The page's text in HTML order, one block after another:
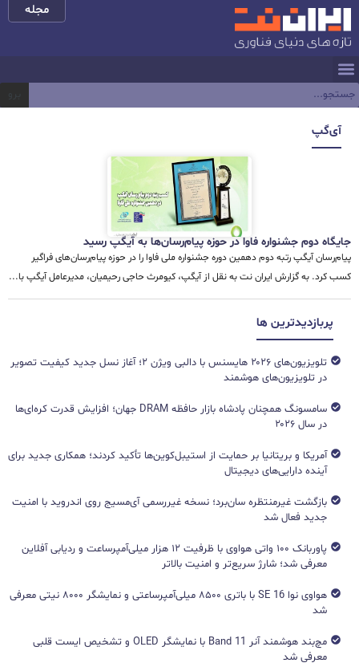
مجله
آی‌گپ
جایگاه دوم جشنواره فاوا در حوزه پیام‌رسان‌ها به آیگپ رسید
پیام‌رسان آیگپ رتبه دوم دهمین دوره جشنواره ملی فاوا را در حوزه پیام‌رسان‌های فراگیر
کسب کرد. به گزارش ایران نت به نقل از آیگپ، کیومرث حاجی رحیمیان، مدیرعامل آیگپ با...
پربازدیدترین ها
تلویزیون‌های ۲۰۲۶ هایسنس با دالبی ویژن ۲؛ آغاز نسل جدید کیفیت تصویر
در تلویزیون‌های هوشمند
سامسونگ همچنان پادشاه بازار حافظه DRAM جهان؛ افزایش قدرت کره‌ای‌ها
در سال ۲۰۲۶
آمریکا و بریتانیا بر حمایت از استیبل‌کوین‌ها تأکید کردند؛ همکاری جدید برای
آینده دارایی‌های دیجیتال
بازگشت غیرمنتظره سان‌برد؛ نسخه غیررسمی آی‌مسیج روی اندروید با امنیت
جدید فعال شد
پاوربانک ۱۰۰ واتی هواوی با ظرفیت ۱۲ هزار میلی‌آمپرساعت و ردیابی آفلاین
معرفی شد؛ شارژ سریع‌تر و امنیت بالاتر
هواوی نوا 16 SE با باتری ۸۵۰۰ میلی‌آمپرساعتی و نمایشگر ۸۰۰۰ نیتی معرفی
شد
مچ‌بند هوشمند آنر Band 11 با نمایشگر OLED و تشخیص ایست قلبی
معرفی شد